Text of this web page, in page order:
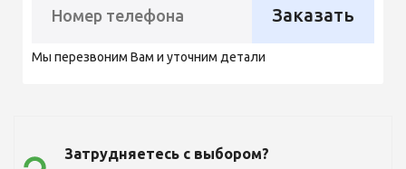
Заказать
Мы перезвоним Вам и уточним детали
Затрудняетесь с выбором?